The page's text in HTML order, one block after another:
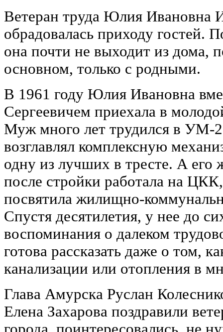
Ветеран труда Юлия Ивановна
обрадовалась приходу гостей.
она почти не выходит из дома,
основном, только с родными.
В 1961 году Юлия Ивановна
Сергеевичем приехала в
Муж много лет трудился в УМ-
возглавлял комплексную
одну из лучших в тресте. А
после стройки работала на
посвятила жилищно-
Спустя десятилетия, у нее до
воспоминания о далеком
готова рассказать даже о том,
канализации или отопления в
Глава Амурска Руслан
Елена Захарова поздравили